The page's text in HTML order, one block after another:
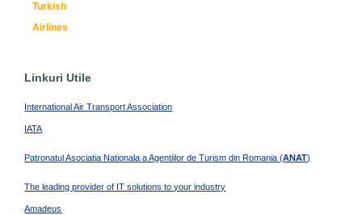
Turkish
Airlines
Linkuri Utile
International Air Transport Association
IATA
Patronatul Asociatia Nationala a Agentiilor de Turism din Romania (ANAT)
The leading provider of IT solutions to your industry
Amadeus